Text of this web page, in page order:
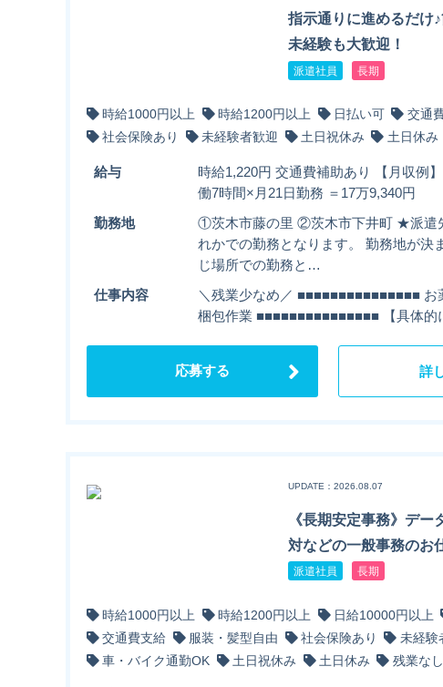
指示通りに進めるだけ
未経験も大歓迎！
派遣社員 長期
時給1000円以上 時給1200円以上 日払い可
交通
社会保険あり
未経験者歓迎 土日祝休み 土日休み
給与
時給1,220円 交通費補助あり 【月収例
働7時間×月21日勤務 ＝17万9,340円
勤務地
①茨木市藤の里 ②茨木市下井町 ★派遣
れかでの勤務となります。 勤務地が決
じ場所での勤務と…
仕事内容
＼残業少なめ／ ■■■■■■■■■■■■■■■ お
梱包作業 ■■■■■■■■■■■■■■■ 【具体的
応募する 詳
UPDATE：2026.08.07
《長期安定事務》デー
対などの一般事務のお
派遣社員 長期
時給1000円以上 時給1200円以上 日給10000円以上
交通費支給
服装・髪型自由 社会保険あり
未経験
車・バイク通勤OK
土日祝休み 土日休み 残業なし